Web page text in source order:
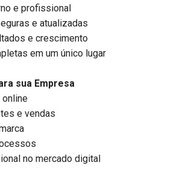
e profissional
e atualizadas
e crescimento
em um único lugar
sua Empresa
e vendas
no mercado digital